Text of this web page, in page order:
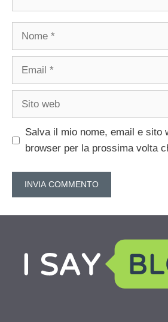
Nome
Email
Sito
Salva il mio nome, email e sito
browser per la prossima volta